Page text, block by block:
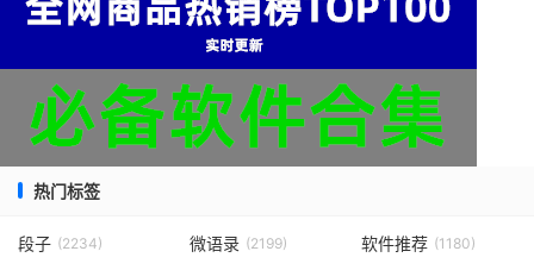
热门标签
段子 (2234) 微语录 (2199) 软件推荐 (1180)